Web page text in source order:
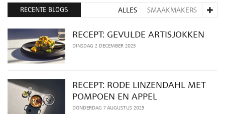
RECENTE BLOGS ALLES SMAAKMAKERS
RECEPT: GEVULDE ARTISJOKKEN
DINSDAG 2 DECEMBER 2025
RECEPT: RODE LINZENDAHL MET
POMPOEN EN APPEL
DONDERDAG 7 AUGUSTUS 2025